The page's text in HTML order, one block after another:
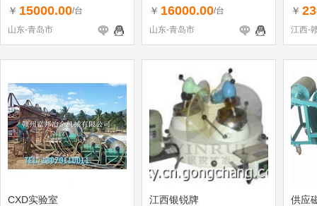
￥ 15000.00/台
山东-青岛市
￥ 16000.00/台
山东-青岛市
￥
江西-
CXD实验室 江西银锐牌 供应